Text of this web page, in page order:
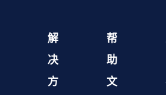
解
决
方
帮
助
文